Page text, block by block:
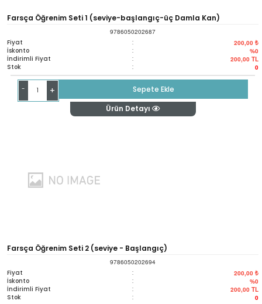
Farsça Öğrenim Seti 1 (seviye-başlangıç-üç Damla Kan)
9786050202687
Fiyat : 200,00 ₺
İskonto : %0
İndirimli Fiyat : 200,00 TL
Stok : 0
- +
Sepete Ekle
Ürün Detayı
Farsça Öğrenim Seti 2 (seviye - Başlangıç)
9786050202694
Fiyat : 200,00 ₺
İskonto : %0
İndirimli Fiyat : 200,00 TL
Stok : 0